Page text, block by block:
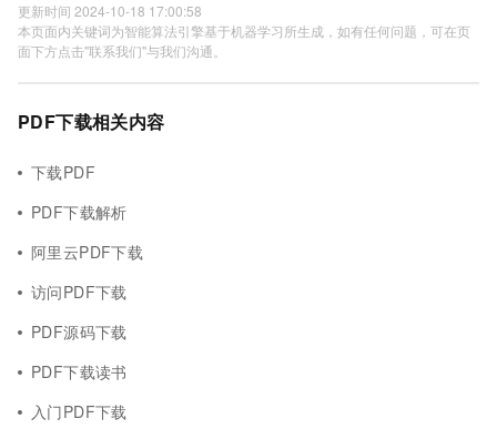
更新时间 2024-10-18 17:00:58
本页面内关键词为智能算法引擎基于机器学习所生成，如有任何问题，可在页
面下方点击"联系我们"与我们沟通。
PDF下载相关内容
下载PDF
PDF下载解析
阿里云PDF下载
访问PDF下载
PDF源码下载
PDF下载读书
入门PDF下载